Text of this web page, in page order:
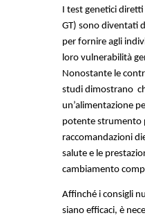
I test genetici
GT) sono diventati
per fornire agli
loro vulnerabilità
Nonostante le
studi dimostrano
un’alimentazione
potente strumento
raccomandazioni
salute e le
cambiamento
Affinché i consigli
siano efficaci, è